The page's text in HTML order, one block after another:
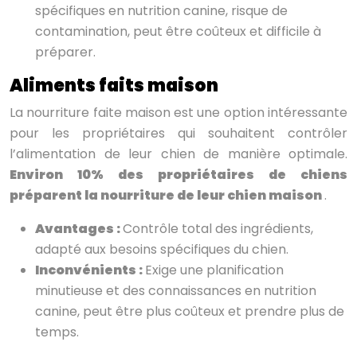
spécifiques en nutrition canine, risque de
contamination, peut être coûteux et difficile à
préparer.
Aliments faits maison
La nourriture faite maison est une option intéressante
pour les propriétaires qui souhaitent contrôler
l’alimentation de leur chien de manière optimale.
Environ 10% des propriétaires de chiens
préparent la nourriture de leur chien maison.
Avantages :Contrôle total des ingrédients,
adapté aux besoins spécifiques du chien.
Inconvénients :Exige une planification
minutieuse et des connaissances en nutrition
canine, peut être plus coûteux et prendre plus de
temps.